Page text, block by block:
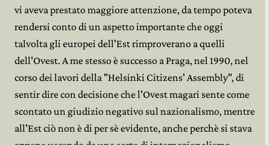
vi aveva prestato maggiore attenzione, da tempo poteva
rendersi conto di un aspetto importante che oggi
talvolta gli europei dell'Est rimproverano a quelli
dell'Ovest. A me stesso è successo a Praga, nel 1990, nel
corso dei lavori della "Helsinki Citizens' Assembly", di
sentir dire con decisione che l'Ovest magari sente come
scontato un giudizio negativo sul nazionalismo, mentre
all'Est ciò non è di per sè evidente, anche perchè si stava